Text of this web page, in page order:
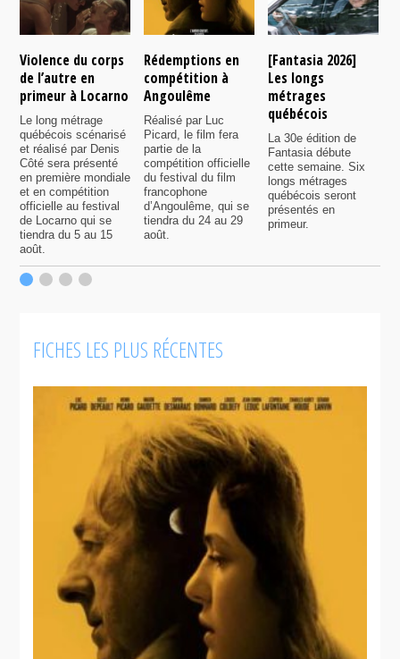
Violence du corps
de l’autre en
primeur à Locarno
Le long métrage
québécois scénarisé
et réalisé par Denis
Côté sera présenté
en première mondiale
et en compétition
officielle au festival
de Locarno qui se
tiendra du 5 au 15
août.
Rédemptions en
compétition à
Angoulême
Réalisé par Luc
Picard, le film fera
partie de la
compétition officielle
du festival du film
francophone
d’Angoulême, qui se
tiendra du 24 au 29
août.
[Fantasia 2026]
Les longs
métrages
québécois
La 30e édition de
Fantasia débute
cette semaine. Six
longs métrages
québécois seront
présentés en
primeur.
FICHES LES PLUS RÉCENTES